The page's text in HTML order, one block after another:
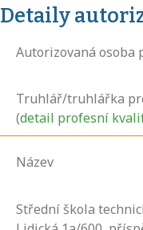
Detaily
Autorizovaná osoba
Truhlář/truhlářka
(detail profesní
Název
Střední škola